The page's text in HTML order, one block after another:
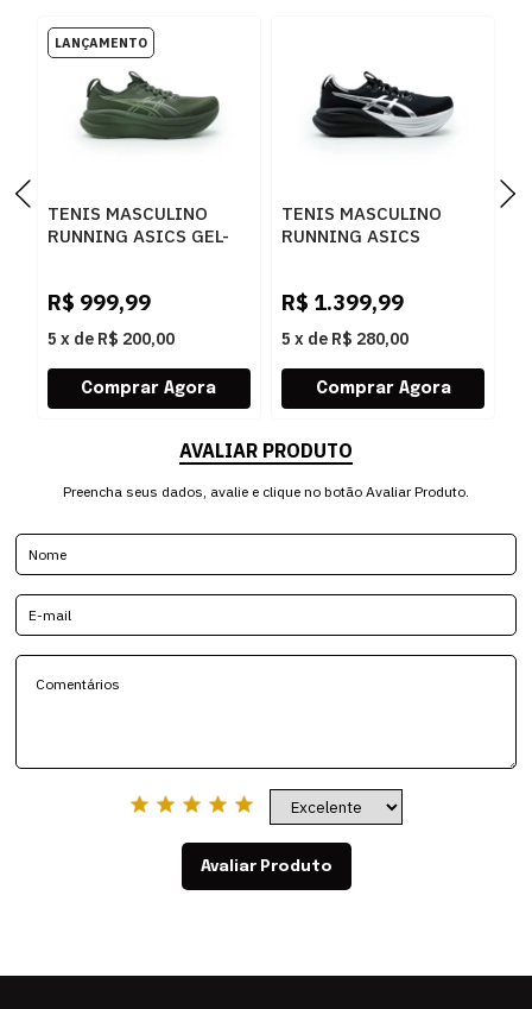
TENIS MASCULINO
RUNNING ASICS GEL-
R$ 999,99
5 x de R$ 200,00
TENIS MASCULINO
RUNNING ASICS
R$ 1.399,99
5 x de R$ 280,00
AVALIAR PRODUTO
Preencha seus dados, avalie e clique no botão Avaliar Produto.
Avaliar Produto